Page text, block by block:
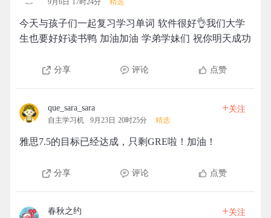
9月6日 17时24分 精选
今天与孩子们一起复习学习单词 软件很好👌我们大学
生也要好好读书鸭 加油加油 学弟学妹们 祝你明天成功
分享 评论 点赞
que_sara_sara
自主学习机 9月23日 20时25分 精选
+关注
雅思7.5的目标已经达成，只剩GRE啦！加油！
分享 评论 点赞
春秋之约 +关注